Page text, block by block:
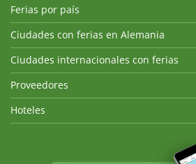
Ferias por país
Ciudades con ferias en Alemania
Ciudades internacionales con ferias
Proveedores
Hoteles